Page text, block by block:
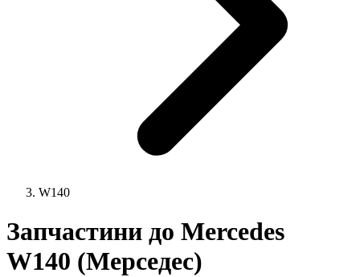
W140
Запчастини до Mercedes
W140 (Мерседес)